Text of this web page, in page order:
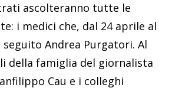
ascolteranno tutte le
i medici che, dal 24 aprile al
seguito Andrea Purgatori. Al
della famiglia del giornalista
Cau e i colleghi